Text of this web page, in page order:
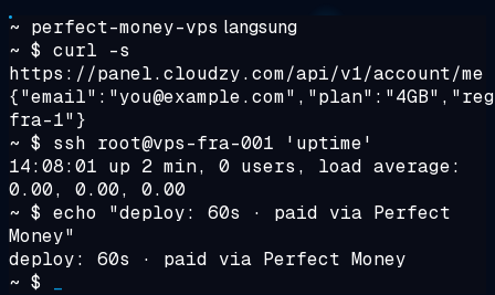
~ perfect-money-vps langsung
~ $ curl -s
https://panel.cloudzy.com/api/v1/account/me
fra-1"}
~ $
ssh root@vps-fra-001 'uptime'
14:08:01 up 2 min, 0 users, load average:
0.00, 0.00, 0.00
~ $ echo "deploy: 60s · paid via Perfect
Money"
deploy: 60s · paid via Perfect Money
~ $